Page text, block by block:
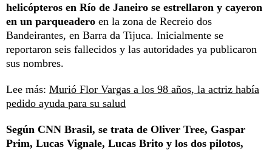
helicópteros en Río de Janeiro se estrellaron y cayeron
en un parqueadero en la zona de Recreio dos
Bandeirantes, en Barra da Tijuca. Inicialmente se
reportaron seis fallecidos y las autoridades ya publicaron
sus nombres.
Lee más: Murió Flor Vargas a los 98 años, la actriz había
pedido ayuda para su salud
Según CNN Brasil, se trata de Oliver Tree, Gaspar
Prim, Lucas Vignale, Lucas Brito y los dos pilotos,